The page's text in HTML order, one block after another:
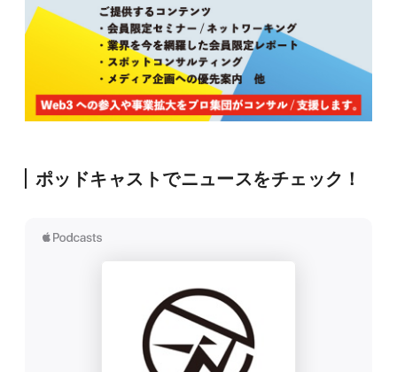
ポッドキャストでニュースをチェック！